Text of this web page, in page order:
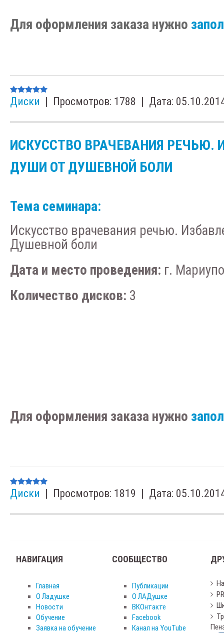
Для оформления заказа нужно
Диски | Просмотров: 1788 | Дата:
ИСКУССТВО ВРАЧЕВАНИЯ РЕЧЬЮ.
ДУШИ ОТ ДУШЕВНОЙ БОЛИ
Тема семинара:
Искусство врачевания речью.
Душевной боли
Дата и место проведения: г.
Количество дисков: 3
Для оформления заказа нужно
Диски | Просмотров: 1819 | Дата:
НАВИГАЦИЯ
Главная
О Ладушке
Новости
Обучение
Заявка на обучение
СООБЩЕСТВО
Публикации
О ЛАДушке
ВКОнтакте
Facebook
Канал на YouTube